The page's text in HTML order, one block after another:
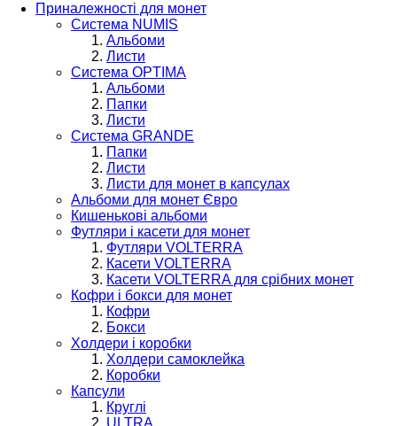
Приналежності для монет
Система NUMIS
Альбоми
Листи
Система OPTIMA
Альбоми
Папки
Листи
Система GRANDE
Папки
Листи
Листи для монет в капсулах
Альбоми для монет Євро
Кишенькові альбоми
Футляри і касети для монет
Футляри VOLTERRA
Касети VOLTERRA
Касети VOLTERRA для срібних монет
Кофри і бокси для монет
Кофри
Бокси
Холдери і коробки
Холдери самоклейка
Коробки
Капсули
Круглі
ULTRA